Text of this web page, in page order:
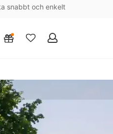
snabbt och enkelt
Mina